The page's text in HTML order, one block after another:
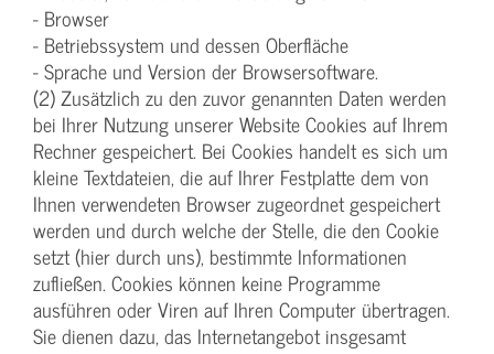
- Browser
- Betriebssystem und dessen Oberfläche
- Sprache und Version der Browsersoftware.
(2) Zusätzlich zu den zuvor genannten Daten werden
bei Ihrer Nutzung unserer Website Cookies auf Ihrem
Rechner gespeichert. Bei Cookies handelt es sich um
kleine Textdateien, die auf Ihrer Festplatte dem von
Ihnen verwendeten Browser zugeordnet gespeichert
werden und durch welche der Stelle, die den Cookie
setzt (hier durch uns), bestimmte Informationen
zufließen. Cookies können keine Programme
ausführen oder Viren auf Ihren Computer übertragen.
Sie dienen dazu, das Internetangebot insgesamt